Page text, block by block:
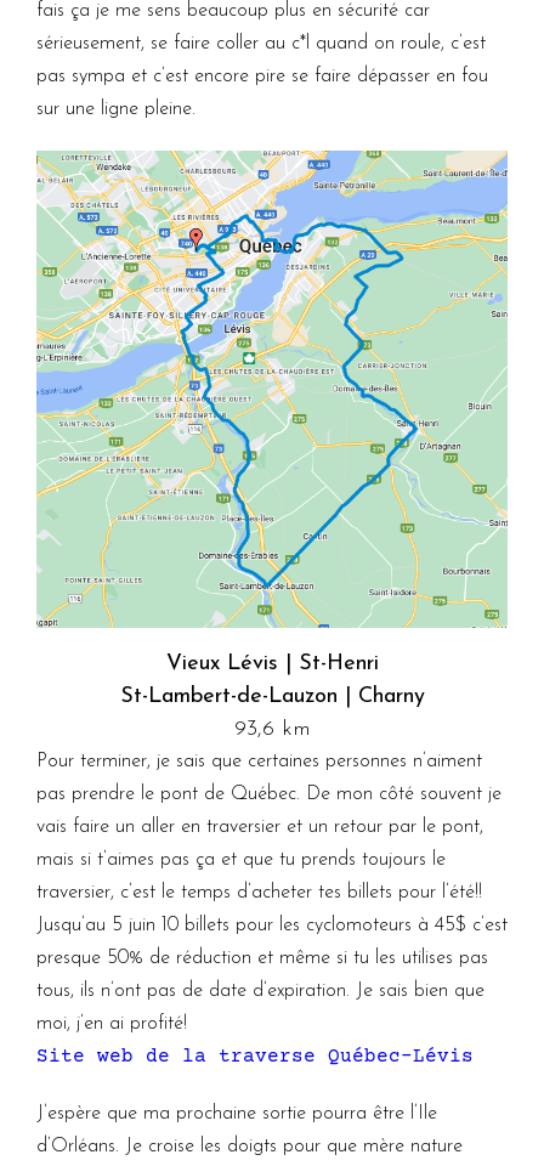
fais ça je me sens beaucoup plus en sécurité car
sérieusement, se faire coller au c*l quand on roule, c’est
pas sympa et c’est encore pire se faire dépasser en fou
sur une ligne pleine.
Vieux Lévis | St-Henri
St-Lambert-de-Lauzon | Charny
93,6 km
Pour terminer, je sais que certaines personnes n’aiment
pas prendre le pont de Québec. De mon côté souvent je
vais faire un aller en traversier et un retour par le pont,
mais si t’aimes pas ça et que tu prends toujours le
traversier, c’est le temps d’acheter tes billets pour l’été!!
Jusqu’au 5 juin 10 billets pour les cyclomoteurs à 45$ c’est
presque 50% de réduction et même si tu les utilises pas
tous, ils n’ont pas de date d’expiration. Je sais bien que
moi, j’en ai profité!
Site web de la traverse Québec-Lévis
J’espère que ma prochaine sortie pourra être l’Ile
d’Orléans. Je croise les doigts pour que mère nature